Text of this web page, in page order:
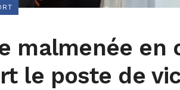
malmenée en
le poste de